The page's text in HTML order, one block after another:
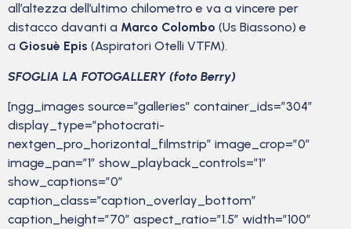
all’altezza dell’ultimo chilometro e va a vincere per
distacco davanti a Marco Colombo (Us Biassono) e
a Giosuè Epis (Aspiratori Otelli VTFM).
SFOGLIA LA FOTOGALLERY (foto Berry)
[ngg_images source=”galleries” container_ids=”304″
display_type=”photocrati-
nextgen_pro_horizontal_filmstrip” image_crop=”0″
image_pan=”1″ show_playback_controls=”1″
show_captions=”0″
caption_class=”caption_overlay_bottom”
caption_height=”70″ aspect_ratio=”1.5″ width=”100″